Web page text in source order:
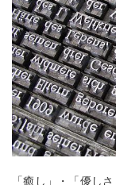
「癒し」・「優し